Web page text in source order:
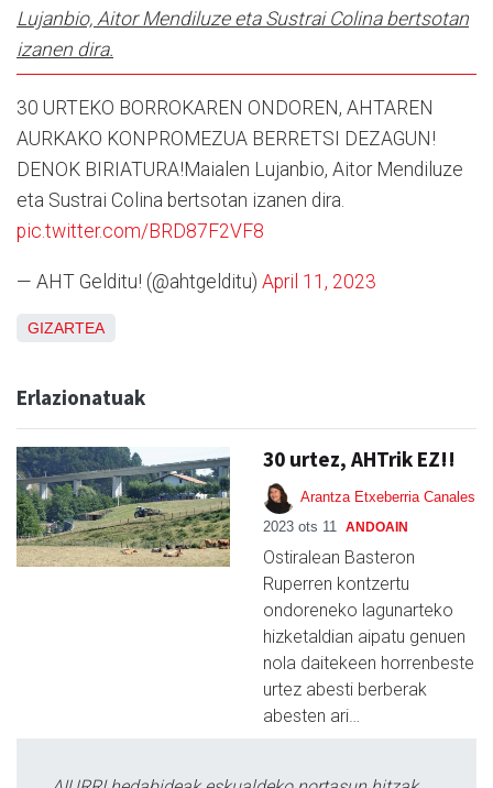
Lujanbio, Aitor Mendiluze eta Sustrai Colina bertsotan
izanen dira.
30 URTEKO BORROKAREN ONDOREN, AHTAREN
AURKAKO KONPROMEZUA BERRETSI DEZAGUN!
DENOK BIRIATURA!Maialen Lujanbio, Aitor Mendiluze
eta Sustrai Colina bertsotan izanen dira.
pic.twitter.com/BRD87F2VF8
— AHT Gelditu! (@ahtgelditu) April 11, 2023
GIZARTEA
Erlazionatuak
30 urtez, AHTrik EZ!!
Arantza Etxeberria Canales
2023 ots 11
ANDOAIN
Ostiralean Basteron
Ruperren kontzertu
ondoreneko lagunarteko
hizketaldian aipatu genuen
nola daitekeen horrenbeste
urtez abesti berberak
abesten ari…